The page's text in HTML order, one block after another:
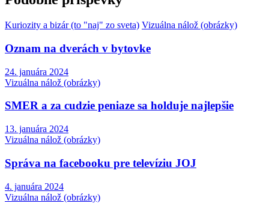
Kuriozity a bizár (to "naj" zo sveta) Vizuálna nálož (obrázky)
Oznam na dverách v bytovke
24. januára 2024
Vizuálna nálož (obrázky)
SMER a za cudzie peniaze sa holduje najlepšie
13. januára 2024
Vizuálna nálož (obrázky)
Správa na facebooku pre televíziu JOJ
4. januára 2024
Vizuálna nálož (obrázky)